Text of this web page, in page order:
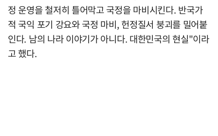
정 운영을 철저히 틀어막고 국정을 마비시킨다. 반국가
적 국익 포기 강요와 국정 마비, 헌정질서 붕괴를 밀어붙
인다. 남의 나라 이야기가 아니다. 대한민국의 현실"이라
고 했다.